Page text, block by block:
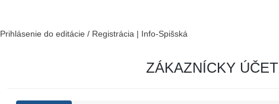
Prihlásenie do editácie / Registrácia | Info-Spišská
ZÁKAZNÍCKY ÚČET